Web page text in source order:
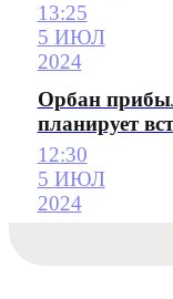
13:25
5 ИЮЛ
2024
Орбан
планирует
12:30
5 ИЮЛ
2024